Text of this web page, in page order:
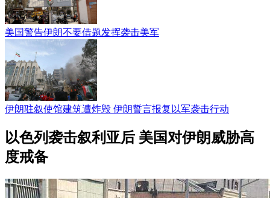
美国警告伊朗不要借题发挥袭击美军
伊朗驻叙使馆建筑遭炸毁 伊朗誓言报复以军袭击行动
以色列袭击叙利亚后 美国对伊朗威胁高
度戒备